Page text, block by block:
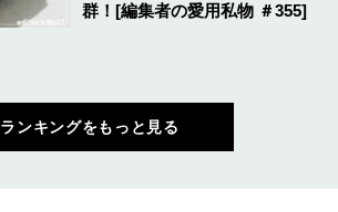
群！[編集者の愛用私物 ＃355]
ランキングをもっと見る